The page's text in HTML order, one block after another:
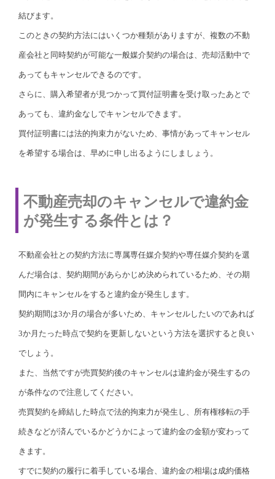
結びます。
このときの契約方法にはいくつか種類がありますが、複数の不動
産会社と同時契約が可能な一般媒介契約の場合は、売却活動中で
あってもキャンセルできるのです。
さらに、購入希望者が見つかって買付証明書を受け取ったあとで
あっても、違約金なしでキャンセルできます。
買付証明書には法的拘束力がないため、事情があってキャンセル
を希望する場合は、早めに申し出るようにしましょう。
不動産売却のキャンセルで違約金
が発生する条件とは？
不動産会社との契約方法に専属専任媒介契約や専任媒介契約を選
んだ場合は、契約期間があらかじめ決められているため、その期
間内にキャンセルをすると違約金が発生します。
契約期間は3か月の場合が多いため、キャンセルしたいのであれば
3か月たった時点で契約を更新しないという方法を選択すると良い
でしょう。
また、当然ですが売買契約後のキャンセルは違約金が発生するの
が条件なので注意してください。
売買契約を締結した時点で法的拘束力が発生し、所有権移転の手
続きなどが済んでいるかどうかによって違約金の金額が変わって
きます。
すでに契約の履行に着手している場合、違約金の相場は成約価格